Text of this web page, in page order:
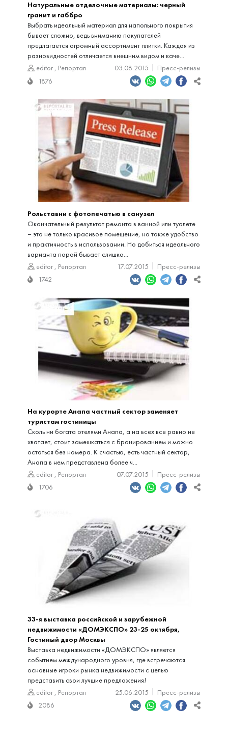
Натуральные отделочные материалы: черный
гранит и габбро
Выбрать идеальный материал для напольного покрытия
бывает сложно, ведь вниманию покупателей
предлагается огромный ассортимент плитки. Каждая из
разновидностей отличается внешним видом и каче...
editor , Репортал 03.08.2015
Пресс-релизы
1876
Рольставни с фотопечатью в санузел
Окончательный результат ремонта в ванной или туалете
– это не только красивое помещение, но также удобство
и практичность в использовании. Но добиться идеального
варианта порой бывает слишко...
editor , Репортал 17.07.2015
Пресс-релизы
1742
На курорте Анапа частный сектор заменяет
туристам гостиницы
Сколь ни богата отелями Анапа, а на всех все равно не
хватает, стоит замешкаться с бронированием и можно
остаться без номера. К счастью, есть частный сектор,
Анапа в нем представлена более ч...
editor , Репортал 07.07.2015
Пресс-релизы
1706
33-я выставка российской и зарубежной
недвижимости «ДОМЭКСПО» 23-25 октября,
Гостиный двор Москвы
Выставка недвижимости «ДОМЭКСПО» является
событием международного уровня, где встречаются
основные игроки рынка недвижимости с целью
представить свои лучшие предложения!
editor , Репортал 25.06.2015
Пресс-релизы
2086